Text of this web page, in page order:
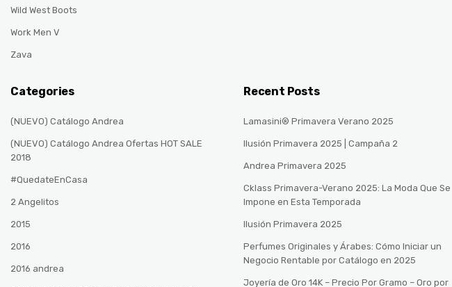
Wild West Boots
Work Men V
Zava
Categories
(NUEVO) Catálogo Andrea
(NUEVO) Catálogo Andrea Ofertas HOT SALE
2018
#QuedateEnCasa
2 Angelitos
2015
2016
2016 andrea
Recent Posts
Lamasini® Primavera Verano 2025
Ilusión Primavera 2025 | Campaña 2
Andrea Primavera 2025
Cklass Primavera-Verano 2025: La Moda Que Se
Impone en Esta Temporada
Ilusión Primavera 2025
Perfumes Originales y Árabes: Cómo Iniciar un
Negocio Rentable por Catálogo en 2025
Joyería de Oro 14K – Precio Por Gramo – Oro por